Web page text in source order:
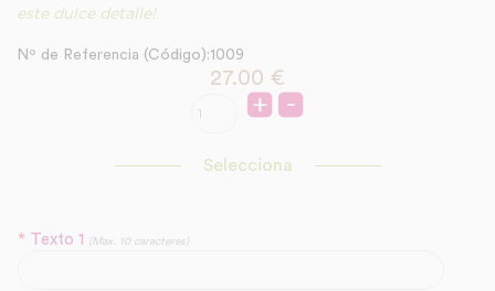
este dulce detalle!
Nº de Referencia (Código):1009
27.00 €
Selecciona
* Texto 1 (Max. 10 caracteres)